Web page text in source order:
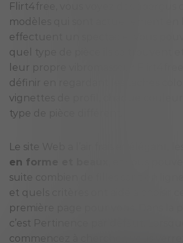
Flirt4free, vous voyez des aperçus
modèles qui sont actuellement en
effectuent un spectacle. Vous
quel type de pièce ils se trouvent et
leur propre vibromasseur
définir en regardant les taches
vignettes de profil, chaque
type de pièce différent.
Le site Web a l’air frais et élégant, les
en forme et beaux
, et vous
suite combien de filles sont en
et quels critères ont aidé à choisir
première page pour vous. Dans la
c’est Pertinence par défaut.
commencez à chercher, vous